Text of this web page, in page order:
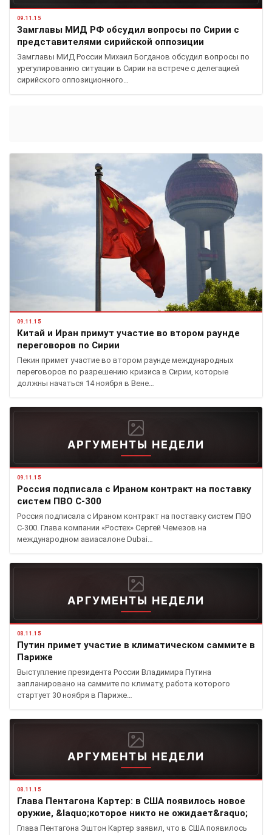
09.11.15
Замглавы МИД РФ обсудил вопросы по Сирии с
представителями сирийской оппозиции
Замглавы МИД России Михаил Богданов обсудил вопросы по
урегулированию ситуации в Сирии на встрече с делегацией
сирийского оппозиционного…
09.11.15
Китай и Иран примут участие во втором раунде
переговоров по Сирии
Пекин примет участие во втором раунде международных
переговоров по разрешению кризиса в Сирии, которые
должны начаться 14 ноября в Вене…
АРГУМЕНТЫ НЕДЕЛИ
09.11.15
Россия подписала с Ираном контракт на поставку
систем ПВО С-300
Россия подписала с Ираном контракт на поставку систем ПВО
С-300. Глава компании «Ростех» Сергей Чемезов на
международном авиасалоне Dubai…
АРГУМЕНТЫ НЕДЕЛИ
08.11.15
Путин примет участие в климатическом саммите в
Париже
Выступление президента России Владимира Путина
запланировано на саммите по климату, работа которого
стартует 30 ноября в Париже…
АРГУМЕНТЫ НЕДЕЛИ
08.11.15
Глава Пентагона Картер: в США появилось новое
оружие, &laquo;которое никто не ожидает&raquo;
Глава Пентагона Эштон Картер заявил, что в США появилось